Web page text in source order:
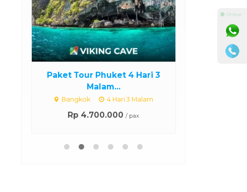
Paket Tour Phuket 4 Hari 3
Malam...
Bangkok 4 Hari 3 Malam
Rp 4.700.000 / pax
⚫ Online